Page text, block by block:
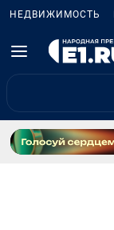
НЕДВИЖИМОСТЬ